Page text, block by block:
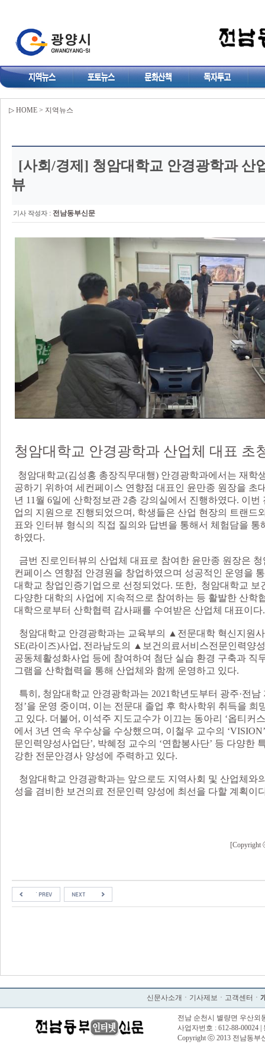
▷ HOME > 지역뉴스
[사회/경제] 청암대학교 안경광학과 산
뷰
기사 작성자 : 전남동부신문
청암대학교 안경광학과 산업체 대표 초
청암대학교(김성홍 총장직무대행) 안경광학과에서는 재학
공하기 위하여 세컨페이스 연향점 대표인 윤만종 원장을 초
년 11월 6일에 산학정보관 2층 강의실에서 진행하였다. 이
업의 지원으로 진행되었으며, 학생들은 산업 현장의 트랜드
표와 인터뷰 형식의 직접 질의와 답변을 통해서 체험담을
하였다.
금번 진로인터뷰의 산업체 대표로 참여한 윤만종 원장은
컨페이스 연향점 안경원을 창업하였으며 성공적인 운영을
대학교 창업인증기업으로 선정되었다. 또한, 청암대학교
다양한 대학의 사업에 지속적으로 참여하는 등 활발한 산학
대학으로부터 산학협력 감사패를 수여받은 산업체 대표이
청암대학교 안경광학과는 교육부의 ▲전문대학 혁신지원
SE(라이즈)사업, 전라남도의 ▲보건의료서비스전문인력
공동체활성화사업 등에 참여하여 첨단 실습 환경 구축과 직
그램을 산학협력을 통해 산업체와 함께 운영하고 있다.
특히, 청암대학교 안경광학과는 2021학년도부터 광주·전
정’을 운영 중이며, 이는 전문대 졸업 후 학사학위 취득을
고 있다. 더불어, 이석주 지도교수가 이끄는 동아리 ‘옵티커
에서 3년 연속 우수상을 수상했으며, 이철우 교수의
문인력양성사업단’, 박혜정 교수의 ‘연합봉사단’ 등 다양한
강한 전문안경사 양성에 주력하고 있다.
청암대학교 안경광학과는 앞으로도 지역사회 및 산업체와
성을 겸비한 보건의료 전문인력 양성에 최선을 다할 계획이
신문사소개 ㆍ 기사제보 ㆍ 고객센터 ㆍ
전남 순천시 별량면 우산외
사업자번호 : 612-88-00024
Copyright ⓒ 2013 전남동부